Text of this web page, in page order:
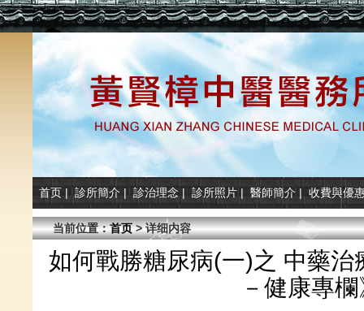
首页 | 診所簡介 | 診治理念 | 診所照片 | 醫師簡介 | 收費與優
当前位置：首页> 详细内容
如何戰勝糖尿病(一)之 中藥治
－健康專